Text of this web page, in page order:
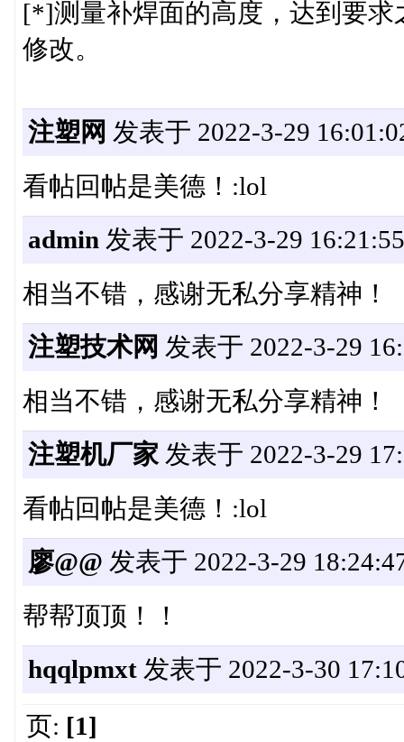
[*]测量补焊面的高度，达到要
修改。
注塑网 发表于 2022-3-29
看帖回帖是美德！:lol
admin 发表于 2022-3-29 16:21:55
相当不错，感谢无私分享精神！
注塑技术网 发表于 2022-3-29
相当不错，感谢无私分享精神！
注塑机厂家 发表于 2022-3-29
看帖回帖是美德！:lol
廖@@ 发表于 2022-3-29
帮帮顶顶！！
hqqlpmxt发表于 2022-3-30
页: [1]